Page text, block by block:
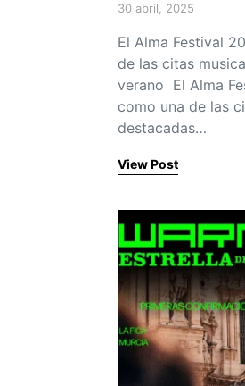
Posted on
30 abril, 2025
El Alma Festival
de las citas
verano El Alma
como una de las
destacadas…
View Post